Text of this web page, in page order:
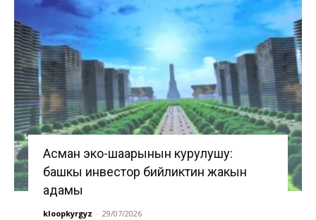
Асман эко-шаарынын курулушу:
башкы инвестор бийликтин жакын
адамы
kloopkyrgyz - 29/07/2026